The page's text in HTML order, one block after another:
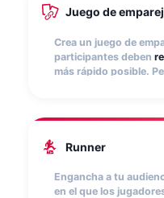
Juego de
Crea un juego de
participantes deben
más rápido posible.
Runner
Engancha a tu
en el que los